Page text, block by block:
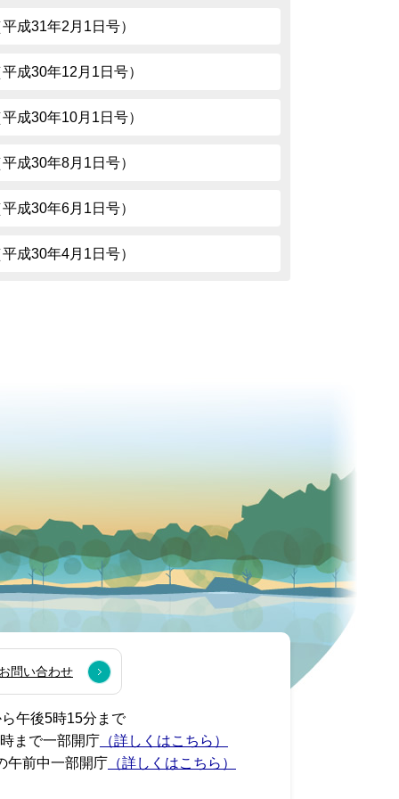
成31年2月1日号）
成30年12月1日号）
成30年10月1日号）
成30年8月1日号）
成30年6月1日号）
成30年4月1日号）
問い合わせ
午後5時15分まで
まで一部開庁 （詳しくはこちら）
午前中一部開庁 （詳しくはこちら）